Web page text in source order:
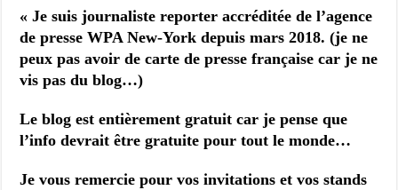
« Je suis journaliste reporter accréditée de l’agence
de presse WPA New-York depuis mars 2018. (je ne
peux pas avoir de carte de presse française car je ne
vis pas du blog…)
Le blog est entièrement gratuit car je pense que
l’info devrait être gratuite pour tout le monde…
Je vous remercie pour vos invitations et vos stands